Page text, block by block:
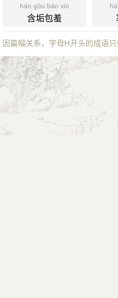
hán gòu bāo xiū
含垢包羞
因篇幅关系，字母H开头的成语